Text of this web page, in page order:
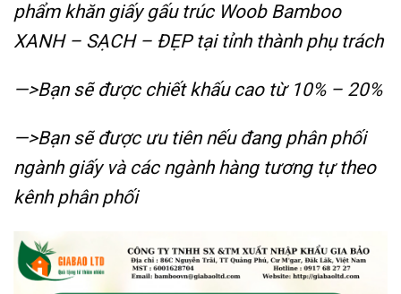
phẩm khăn giấy gấu trúc Woob Bamboo
XANH – SẠCH – ĐẸP tại tỉnh thành phụ trách
—>Bạn sẽ được chiết khấu cao từ 10% – 20%
—>Bạn sẽ được ưu tiên nếu đang phân phối
ngành giấy và các ngành hàng tương tự theo
kênh phân phối